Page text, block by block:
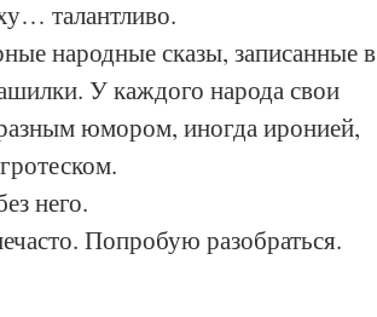
талантливо.
народные сказы, записанные в
У каждого народа свои
юмором, иногда иронией,
него.
Попробую разобраться.